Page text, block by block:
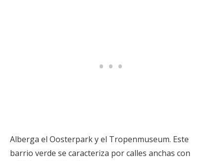
Alberga el Oosterpark y el Tropenmuseum. Este
barrio verde se caracteriza por calles anchas con